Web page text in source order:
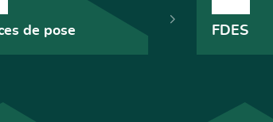
de pose FDES